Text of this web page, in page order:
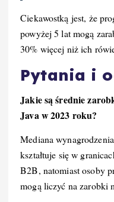
Ciekawostką jest, że
powyżej 5 lat mogą
30% więcej niż ich
Pytania i
Jakie są średnie
Java w 2023 roku?
Mediana
kształtuje się w
B2B, natomiast osoby
mogą liczyć na zarobki